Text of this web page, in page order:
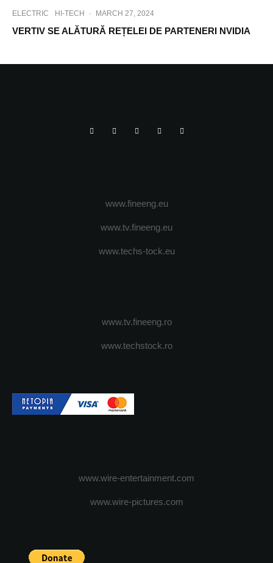
ELECTRIC HI-TECH · MARCH 27, 2024
VERTIV SE ALĂTURĂ REȚELEI DE PARTENERI NVIDIA
www.fineeng.eu
www.tv.fineeng.eu
www.techs-tock.eu
www.tv.fineeng.ro
www.techstock.ro
www.wire-entertainment.com
www.wire-pictures.com